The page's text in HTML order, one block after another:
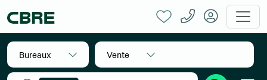
Bureaux Vente